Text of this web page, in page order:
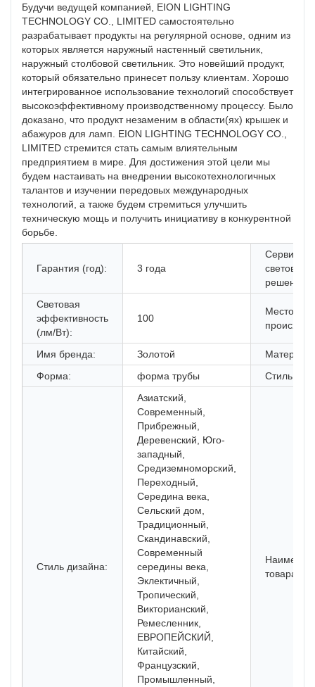
Будучи ведущей компанией, EION LIGHTING
TECHNOLOGY CO., LIMITED самостоятельно
разрабатывает продукты на регулярной основе, одним из
которых является наружный настенный светильник,
наружный столбовой светильник. Это новейший продукт,
который обязательно принесет пользу клиентам. Хорошо
интегрированное использование технологий способствует
высокоэффективному производственному процессу. Было
доказано, что продукт незаменим в области(ях) крышек и
абажуров для ламп. EION LIGHTING TECHNOLOGY CO.,
LIMITED стремится стать самым влиятельным
предприятием в мире. Для достижения этой цели мы
будем настаивать на внедрении высокотехнологичных
талантов и изучении передовых международных
технологий, а также будем стремиться улучшить
техническую мощь и получить инициативу в конкурентной
борьбе.
Гарантия (год): 3 года
Сервис
световых
решений:
Световая
эффективность
(лм/Вт):
100
Место
Имя бренда: Золотой
Материал:
Форма:
форма трубы Стиль:
Стиль дизайна:
Азиатский,
Современный,
Прибрежный,
Деревенский, Юго-
западный,
Средиземноморский,
Переходный,
Середина века,
Сельский дом,
Традиционный,
Скандинавский,
Современный
середины века,
Эклектичный,
Тропический,
Викторианский,
Ремесленник,
ЕВРОПЕЙСКИЙ,
Китайский,
Французский,
Промышленный,
товара: